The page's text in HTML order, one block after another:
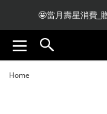
🤩當月壽星消費_
🧧 註冊會員收不到驗
Home